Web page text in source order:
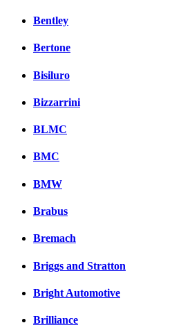
Bentley
Bertone
Bisiluro
Bizzarrini
BLMC
BMC
BMW
Brabus
Bremach
Briggs and Stratton
Bright Automotive
Brilliance